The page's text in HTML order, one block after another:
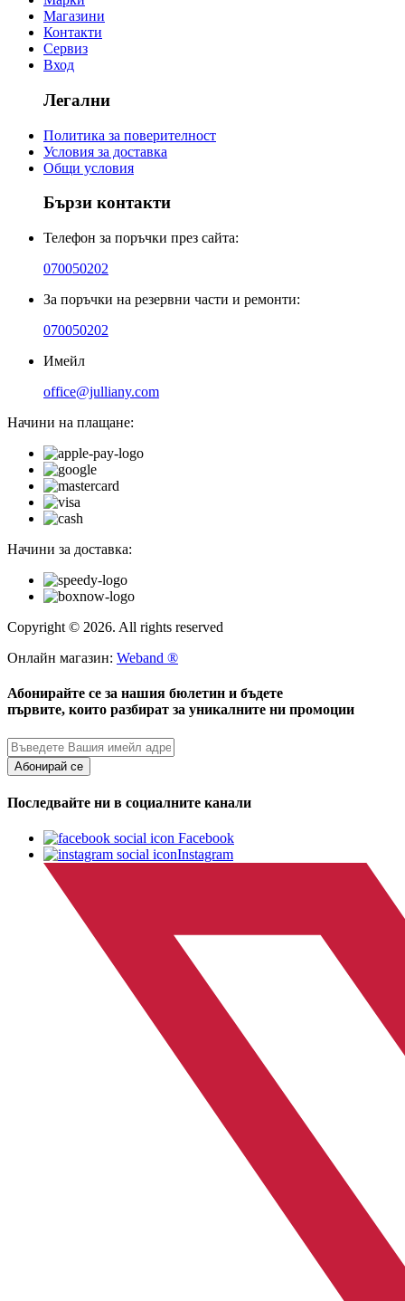
Магазини
Контакти
Сервиз
Вход
Легални
Политика за поверителност
Условия за доставка
Общи условия
Бързи контакти
Телефон за поръчки през сайта:
070050202
За поръчки на резервни части и ремонти:
070050202
Имейл
office@julliany.com
Начини на плащане:
Начини за доставка:
Copyright © 2026. All rights reserved
Онлайн магазин: Weband ®
Абонирайте се за нашия бюлетин и бъдете
първите, които разбират за уникалните ни промоции
Абонирай се
Последвайте ни в социалните канали
Facebook
Instagram